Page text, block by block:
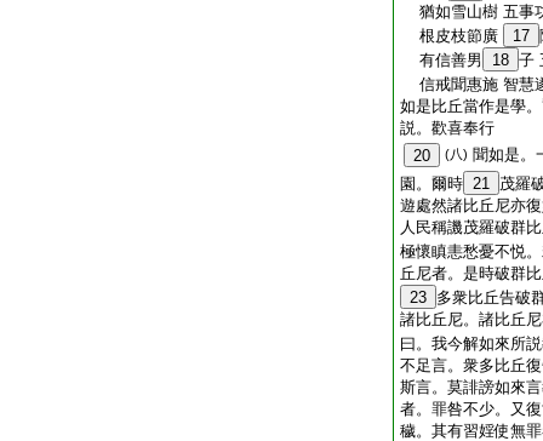
猶如雪山樹 五事
根皮枝節廣
17
有信善男
18 子
信戒聞惠施 智慧
如是比丘當作是學
説。歡喜奉行
20
(八) 聞如是。
園。爾時 21 茂羅
遊處然諸比丘尼亦
人民稱譏茂羅破群
極懷瞋恚愁憂不悦
丘尼者。是時破群
23 多衆比丘告破
諸比丘尼。諸比丘
曰。我今解如來所
不足言。衆多比丘
斯言。莫誹謗如來
者。罪咎不少。又
穢。其有習婬使無